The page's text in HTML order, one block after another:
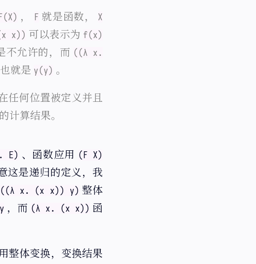
， F 就是函数， X
x)) 可以表示为 f(x)
不允许的，而 ((λ x.
也就是 y(y) 。
任何位置被定义并且
计算结果。
E) 、函数应用 (F X)
这是递归的定义，我
((λ x. (x x)) y) 整体
y ，而 (λ x. (x x)) 函
整体变换，变换结果